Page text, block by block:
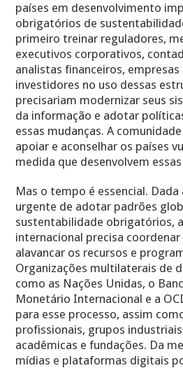
países em desenvolvimento
obrigatórios de
primeiro treinar reguladores,
executivos corporativos,
analistas financeiros,
investidores no uso dessas
precisariam modernizar seus
da informação e adotar
essas mudanças. A
apoiar e aconselhar os países
medida que desenvolvem
Mas o tempo é essencial. Dada
urgente de adotar padrões
sustentabilidade obrigatórios,
internacional precisa
alavancar os recursos e
Organizações multilaterais de
como as Nações Unidas, o
Monetário Internacional e a
para esse processo, assim
profissionais, grupos
acadêmicas e fundações. Da
mídias e plataformas digitais